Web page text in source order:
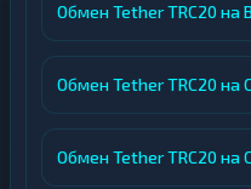
Обмен Tether TRC20 на
Обмен Tether TRC20 на
Обмен Tether TRC20 на